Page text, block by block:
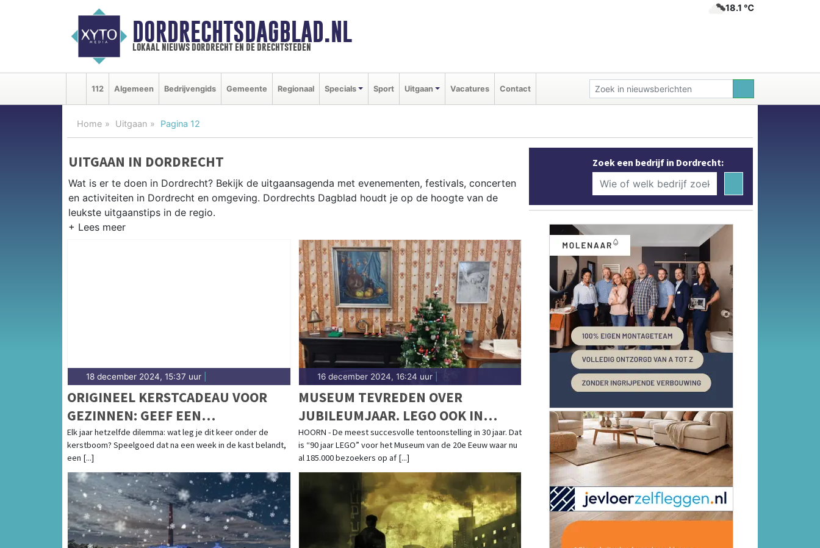
DORDRECHTSDAGBLAD.NL
lokaal nieuws dordrecht en de drechtsteden
18.1 ℃
112 Algemeen Bedrijvengids Gemeente Regionaal Specials Sport Uitgaan Vacatures Contact
Home Uitgaan Pagina 12
UITGAAN IN DORDRECHT
Wat is er te doen in Dordrecht? Bekijk de uitgaansagenda met evenementen, festivals, concerten
en activiteiten in Dordrecht en omgeving. Dordrechts Dagblad houdt je op de hoogte van de
leukste uitgaanstips in de regio.
Van markten en culturele evenementen tot muziekfestivals en culinaire events - ontdek het
complete uitgaansaanbod op dordrechtsdagblad.nl.
18 december 2024, 15:37 uur
ORIGINEEL KERSTCADEAU VOOR
GEZINNEN: GEEF EEN
AVONTUURLIJKE CITYGAME
CADEAU!
Elk jaar hetzelfde dilemma: wat leg je dit keer onder de
kerstboom? Speelgoed dat na een week in de kast belandt,
een [...]
16 december 2024, 16:24 uur|
MUSEUM TEVREDEN OVER
JUBILEUMJAAR. LEGO OOK IN
KERSTVAKANTIE NOG SUCCES
HOORN - De meest succesvolle tentoonstelling in 30 jaar. Dat
is “90 jaar LEGO” voor het Museum van de 20e Eeuw waar nu
al 185.000 bezoekers op af [...]
Zoek een bedrijf in Dordrecht: